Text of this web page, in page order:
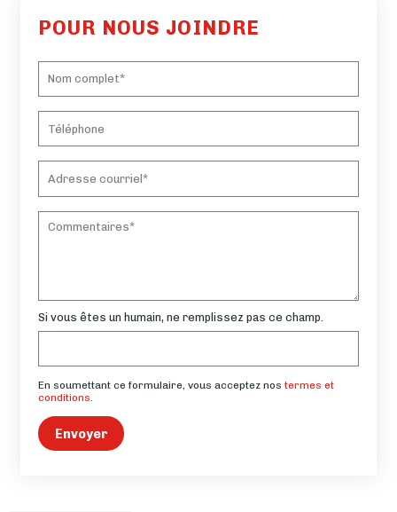
POUR NOUS JOINDRE
Si vous êtes un humain, ne remplissez pas ce champ.
En soumettant ce formulaire, vous acceptez nostermes et
conditions.
Envoyer